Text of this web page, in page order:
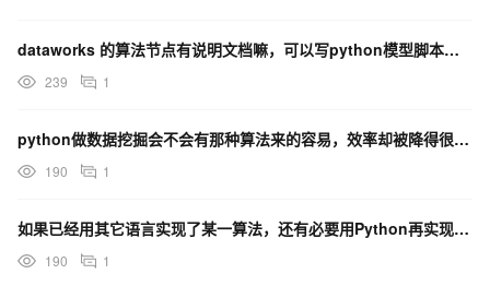
这个库虽然包括的种类很多，但内容其实分了 2 方面：① 算法的
比如：冒泡算法的 Python 实现
dataworks 的算法节点有说明文档嘛，可以写python模型脚本嘛？
239 1
python做数据挖掘会不会有那种算法来的容易，效率却被降得很低的情况？
190 1
如果已经用其它语言实现了某一算法，还有必要用Python再实现一遍吗？
190 1